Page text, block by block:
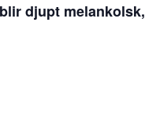
djupt melankolsk,